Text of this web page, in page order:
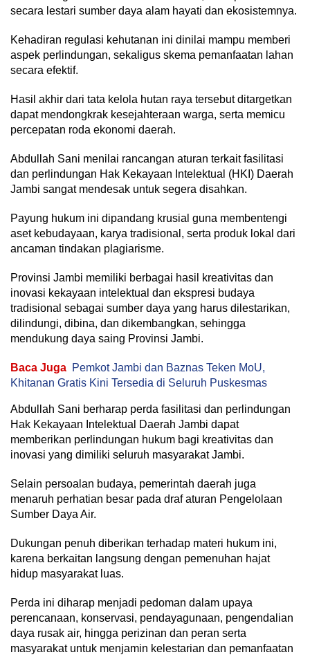
secara lestari sumber daya alam hayati dan ekosistemnya.
Kehadiran regulasi kehutanan ini dinilai mampu memberi
aspek perlindungan, sekaligus skema pemanfaatan lahan
secara efektif.
Hasil akhir dari tata kelola hutan raya tersebut ditargetkan
dapat mendongkrak kesejahteraan warga, serta memicu
percepatan roda ekonomi daerah.
Abdullah Sani menilai rancangan aturan terkait fasilitasi
dan perlindungan Hak Kekayaan Intelektual (HKI) Daerah
Jambi sangat mendesak untuk segera disahkan.
Payung hukum ini dipandang krusial guna membentengi
aset kebudayaan, karya tradisional, serta produk lokal dari
ancaman tindakan plagiarisme.
Provinsi Jambi memiliki berbagai hasil kreativitas dan
inovasi kekayaan intelektual dan ekspresi budaya
tradisional sebagai sumber daya yang harus dilestarikan,
dilindungi, dibina, dan dikembangkan, sehingga
mendukung daya saing Provinsi Jambi.
Baca Juga Pemkot Jambi dan Baznas Teken MoU,
Khitanan Gratis Kini Tersedia di Seluruh Puskesmas
Abdullah Sani berharap perda fasilitasi dan perlindungan
Hak Kekayaan Intelektual Daerah Jambi dapat
memberikan perlindungan hukum bagi kreativitas dan
inovasi yang dimiliki seluruh masyarakat Jambi.
Selain persoalan budaya, pemerintah daerah juga
menaruh perhatian besar pada draf aturan Pengelolaan
Sumber Daya Air.
Dukungan penuh diberikan terhadap materi hukum ini,
karena berkaitan langsung dengan pemenuhan hajat
hidup masyarakat luas.
Perda ini diharap menjadi pedoman dalam upaya
perencanaan, konservasi, pendayagunaan, pengendalian
daya rusak air, hingga perizinan dan peran serta
masyarakat untuk menjamin kelestarian dan pemanfaatan